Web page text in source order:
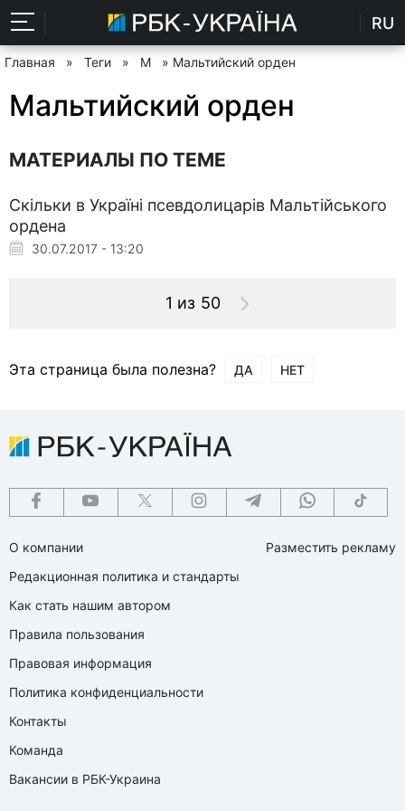
RU
Главная » Теги » М » Мальтийский орден
Мальтийский орден
МАТЕРИАЛЫ ПО ТЕМЕ
Скільки в Україні псевдолицарів Мальтійського
ордена
30.07.2017 - 13:20
1 из 50
Эта страница была полезна? ДА НЕТ
О компании
Редакционная политика и стандарты
Как стать нашим автором
Правила пользования
Правовая информация
Политика конфиденциальности
Контакты
Команда
Вакансии в РБК-Украина
Разместить рекламу